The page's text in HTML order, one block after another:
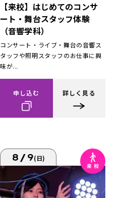
【来校】はじめてのコンサ
ート・舞台スタッフ体験
（音響学科）
コンサート・ライブ・舞台の音響ス
タッフや照明スタッフのお仕事に興
味が...
申し込む 詳しく見る
8/9(日)